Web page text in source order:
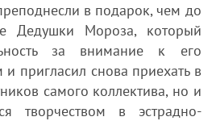
в подарок, чем до
Дедушки Мороза, который
за внимание к его
пригласил снова приехать в
самого коллектива, но и
творчеством в эстрадно-